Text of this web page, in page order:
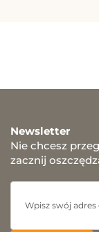
Newsletter
Nie chcesz
zacznij